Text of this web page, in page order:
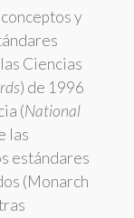
y
Ciencias
) de 1996
(National
las
estándares
(Monarch